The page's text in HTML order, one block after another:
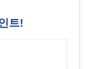
트!